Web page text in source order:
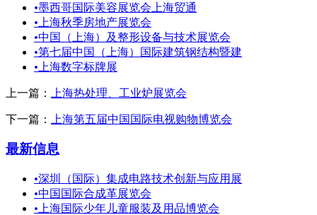
•墨西哥国际美容展览会上海贸通
• 上海秋季房地产展览会
•中国（上海）及整形设备与技术展览会
•第七届中国（上海）国际建筑钢结构暨建
• 上海数字标牌展
上一篇： 上海热处理、工业炉展览会
下一篇： 上海第五届中国国际电视购物博览会
最新信息
•深圳（国际）集成电路技术创新与应用展
•中国国际合成革展览会
• 上海国际少年儿童服装及用品博览会